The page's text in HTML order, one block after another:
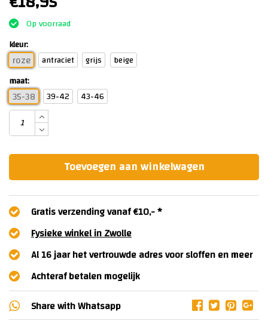
Op voorraad
kleur:
roze antraciet grijs
beige
maat:
35-38 39-42 43-46
Toevoegen aan winkelwagen
Gratis verzending vanaf €10,- *
Fysieke winkel in Zwolle
Al 16 jaar het vertrouwde adres voor sloffen en meer
Achteraf betalen mogelijk
Share withWhatsapp